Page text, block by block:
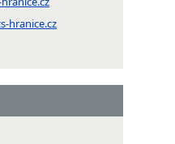
hranice.cz